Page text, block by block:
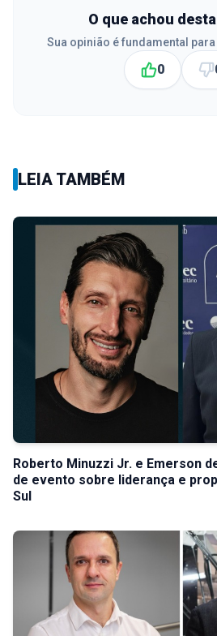
O que achou
Sua opinião é fundamental
0
LEIA TAMBÉM
Roberto Minuzzi Jr. e Emerson
de evento sobre liderança e
Sul